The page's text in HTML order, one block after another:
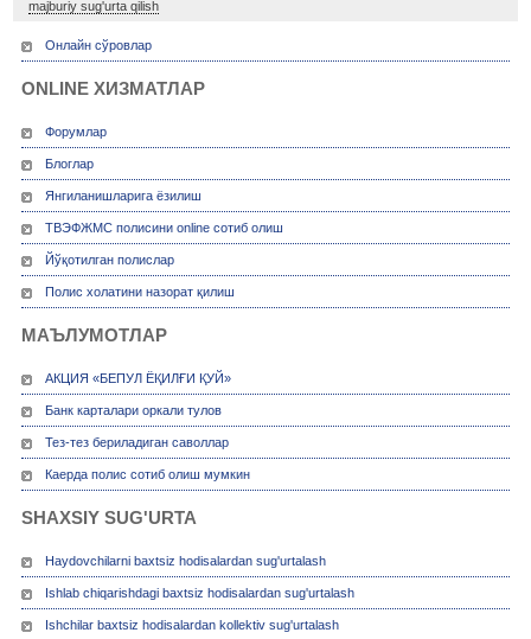
majburiy sug'urta qilish
Онлайн сўровлар
ONLINE ХИЗМАТЛАР
Форумлар
Блоглар
Янгиланишларига ёзилиш
ТВЭФЖМС полисини online сотиб олиш
Йўқотилган полислар
Полис холатини назорат қилиш
МАЪЛУМОТЛАР
АКЦИЯ «БЕПУЛ ЁҚИЛҒИ ҚУЙ»
Банк карталари оркали тулов
Тез-тез бериладиган саволлар
Каерда полис сотиб олиш мумкин
SHAXSIY SUG'URTA
Haydovchilarni baxtsiz hodisalardan sug'urtalash
Ishlab chiqarishdagi baxtsiz hodisalardan sug'urtalash
Ishchilar baxtsiz hodisalardan kollektiv sug'urtalash